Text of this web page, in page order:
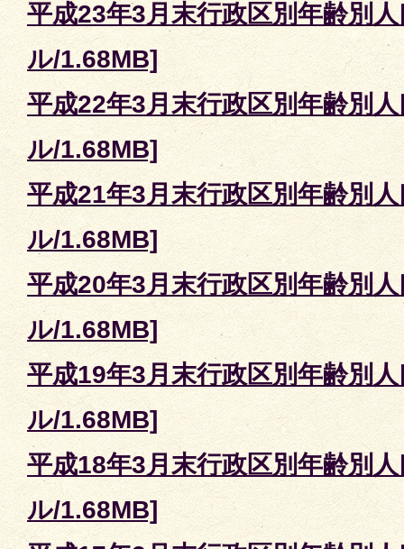
平成23年3月末行政区別年齢別
ル/1.68MB]
平成22年3月末行政区別年齢別
ル/1.68MB]
平成21年3月末行政区別年齢別
ル/1.68MB]
平成20年3月末行政区別年齢別
ル/1.68MB]
平成19年3月末行政区別年齢別
ル/1.68MB]
平成18年3月末行政区別年齢別
ル/1.68MB]